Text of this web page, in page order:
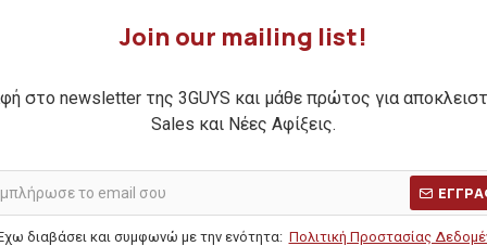
Join our mailing list!
στο newsletter της 3GUYS και μάθε πρώτος για
Sales και Νέες Αφίξεις.
διαβάσει και συμφωνώ με την ενότητα: Πολιτική Προστασίας
GRANT
42,00€
Ανδρική φόρμα παντελόνι EDGAR
30,00€
ΚΑΛΥΤΕΡΗ ΤΙΜΗ 30 ΗΜΕΡΩΝ:
Ανδρική
ΚΑΛΥΤΕΡΗ